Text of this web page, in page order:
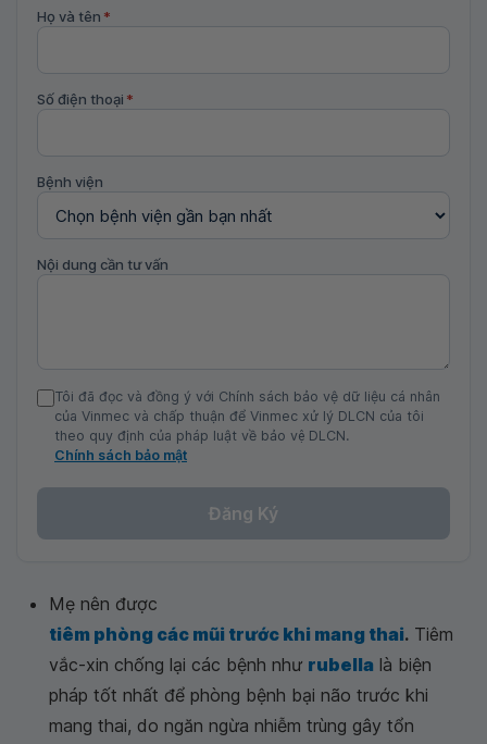
Họ và tên *
Số điện thoại *
Bệnh viện
Nội dung cần tư vấn
Tôi đã đọc và đồng ý với Chính sách bảo vệ dữ liệu cá nhân
của Vinmec và chấp thuận để Vinmec xử lý DLCN của tôi
theo quy định của pháp luật về bảo vệ DLCN.
Chính sách bảo mật
Đăng Ký
Mẹ nên được
tiêm phòng các mũi trước khi mang thai. Tiêm
vắc-xin chống lại các bệnh như rubella là biện
pháp tốt nhất để phòng bệnh bại não trước khi
mang thai, do ngăn ngừa nhiễm trùng gây tổn